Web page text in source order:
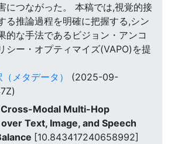
につながった。 本稿では,視覚的接
る推論過程を明確に把握する,シン
的な手法であるビジョン・アンコ
シー・オプティマイズ(VAPO)を提
メタデータ）
(2025-09-
Cross-Modal Multi-Hop
Text, Image, and Speech
[10.843417240658992]